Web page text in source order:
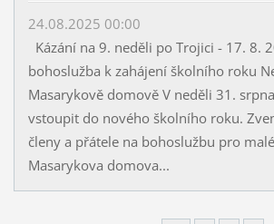
24.08.2025 00:00
Kázání na 9. neděli po Trojici - 17. 8.
bohoslužba k zahájení školního roku
Masarykově domově V neděli 31.
vstoupit do nového školního roku.
členy a přátele na bohoslužbu pro
Masarykova domova...